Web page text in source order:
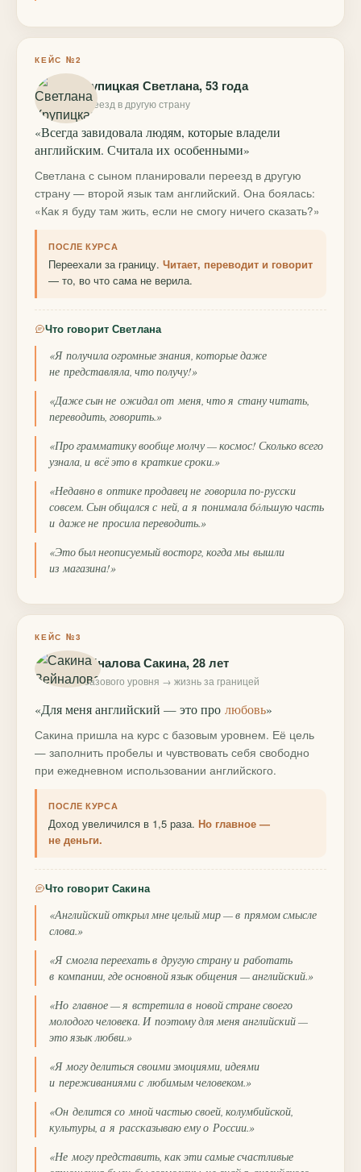
КЕЙС №2
Крупицкая Светлана, 53 года
переезд в другую страну
«Всегда завидовала людям, которые владели
английским. Считала их особенными»
Светлана с сыном планировали переезд в другую
страну — второй язык там английский. Она боялась:
«Как я буду там жить, если не смогу ничего сказать?»
ПОСЛЕ КУРСА
Переехали за границу. Читает, переводит и говорит
— то, во что сама не верила.
Что говорит Светлана
«Я получила огромные знания, которые даже
не представляла, что получу!»
«Даже сын не ожидал от меня, что я стану читать,
переводить, говорить.»
«Про грамматику вообще молчу — космос! Сколько всего
узнала, и всё это в краткие сроки.»
«Недавно в оптике продавец не говорила по-русски
совсем. Сын общался с ней, а я понимала бóльшую часть
и даже не просила переводить.»
«Это был неописуемый восторг, когда мы вышли
из магазина!»
КЕЙС №3
Зейналова Сакина, 28 лет
с базового уровня → жизнь за границей
«Для меня английский — это про любовь»
Сакина пришла на курс с базовым уровнем. Её цель
— заполнить пробелы и чувствовать себя свободно
при ежедневном использовании английского.
ПОСЛЕ КУРСА
Доход увеличился в 1,5 раза. Но главное —
не деньги.
Что говорит Сакина
«Английский открыл мне целый мир — в прямом смысле
слова.»
«Я смогла переехать в другую страну и работать
в компании, где основной язык общения — английский.»
«Но главное — я встретила в новой стране своего
молодого человека. И поэтому для меня английский —
это язык любви.»
«Я могу делиться своими эмоциями, идеями
и переживаниями с любимым человеком.»
«Он делится со мной частью своей, колумбийской,
культуры, а я рассказываю ему о России.»
«Не могу представить, как эти самые счастливые